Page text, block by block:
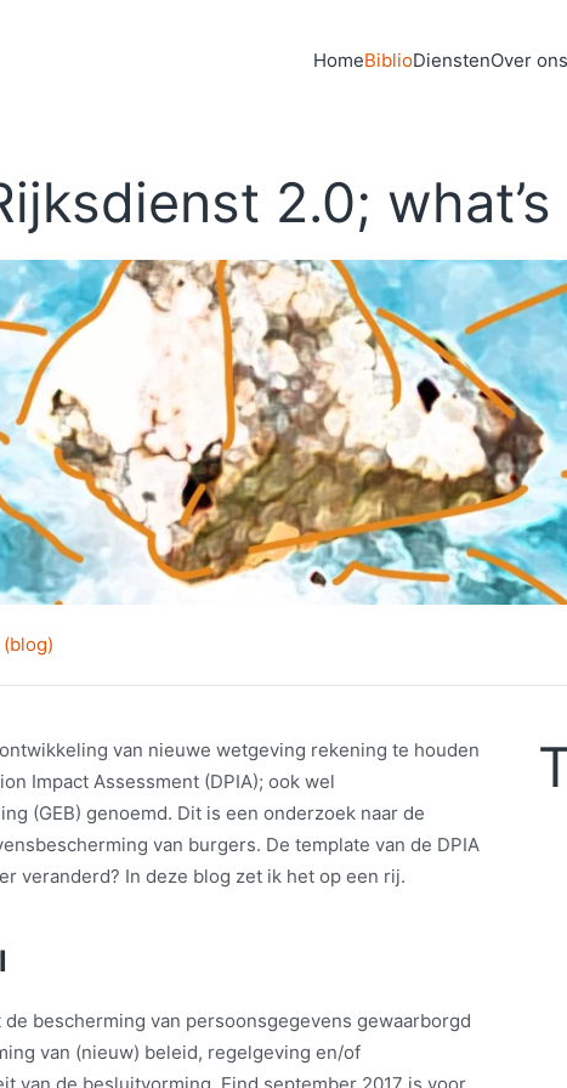
HomeBiblioDienstenOver ons
2.0;
van nieuwe wetgeving rekening te houden
Impact Assessment (DPIA); ook wel
(GEB) genoemd. Dit is een onderzoek naar de
van burgers. De template van de DPIA
veranderd? In deze blog zet ik het op een rij.
bescherming van persoonsgegevens gewaarborgd
van (nieuw) beleid, regelgeving en/of
van de besluitvorming. Eind september 2017 is voor